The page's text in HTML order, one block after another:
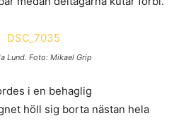
Lund. Foto: Mikael Grip
i en behaglig
höll sig borta nästan hela